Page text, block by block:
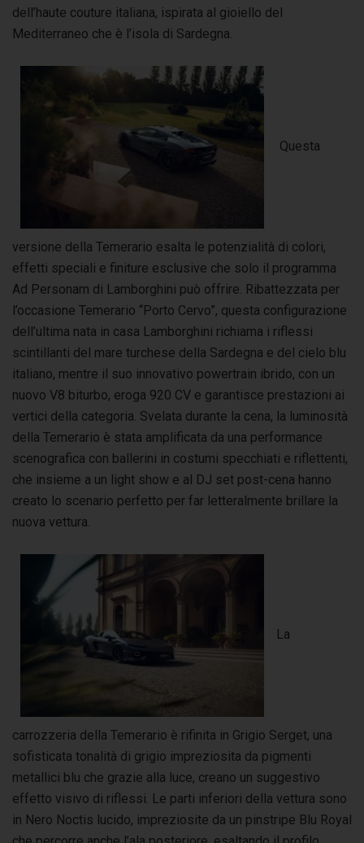
dell’haute couture italiana, ispirata al gioiello del
Mediterraneo che è l’isola di Sardegna.
Questa
versione della Temerario esalta le potenzialità di colori,
effetti speciali e finiture esclusive che solo il programma
Ad Personam di Lamborghini può offrire. Ribattezzata per
l’occasione Temerario “Porto Cervo”, questa configurazione
dell’ultima nata in casa Lamborghini richiama i riflessi
scintillanti del mare turchese della Sardegna e del cielo blu
italiano, mentre il suo innovativo powertrain ibrido, con un
nuovo V8 biturbo, eroga 920 CV e garantisce prestazioni ai
vertici della categoria. Svelata durante la cena, la luminosità
della Temerario è stata amplificata da una performance
scenografica con ballerini in costumi specchiati e riflettenti,
che insieme a un light show e al DJ set post-cena hanno
creato lo scenario perfetto per far letteralmente brillare la
nuova vettura.
La
carrozzeria della Temerario è rifinita in Grigio Serget, una
sofisticata tonalità di grigio impreziosita da pigmenti
metallici blu che grazie alla luce, creano un suggestivo
effetto visivo di riflessi. Le parti inferiori della vettura sono
in Nero Noctis lucido, impreziosite da un pinstripe Blu Royal